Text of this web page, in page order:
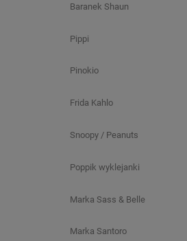
Baranek Shaun
Pippi
Pinokio
Frida Kahlo
Snoopy / Peanuts
Poppik wyklejanki
Marka Sass & Belle
Marka Santoro